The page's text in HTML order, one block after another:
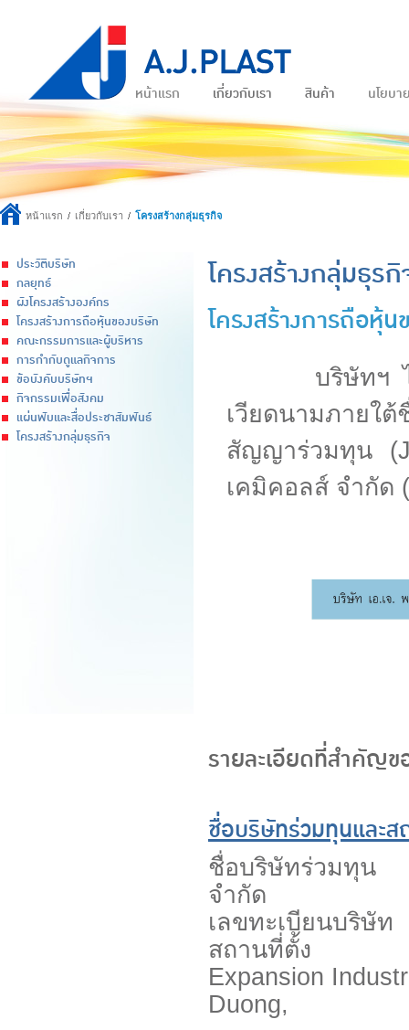
หน้าแรก เกี่ยวกับเรา สินค้า นโยบา
หน้าแรก เกี่ยวกับเรา โครงสร้างกลุ่มธุรกิจ
ประวัติบริษัท
กลยุทธ์
ผังโครงสร้างองค์กร
โครงสร้างการถือหุ้นของบริษัท
คณะกรรมการและผู้บริหาร
การกำกับดูแลกิจการ
ข้อบังคับบริษัทฯ
กิจกรรมเพื่อสังคม
แผ่นพับและสื่อประชาสัมพันธ์
โครงสร้างกลุ่มธุรกิจ
โครงสร้างกลุ่มธุร
โครงสร้างการถือหุ้
บริษัทฯ ได้มีก
เวียดนามภายใ
สัญญาร่วมทุน
เคมิคอลส์ จำกัด
รายละเอียดที่สำคัญ
ชื่อบริษัทร่วมทุนและส
ชื่อบริษัทร่วมทุ
จำกัด
เลขทะเบียนบ
สถานที่ตั้ง :
Expansion
Duong,